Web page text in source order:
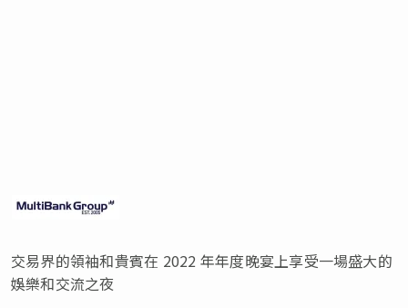
交易界的領袖和貴賓在 2022 年年度晚宴上享受一場盛大的
娛樂和交流之夜